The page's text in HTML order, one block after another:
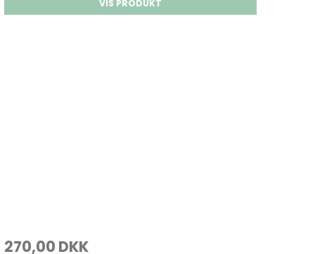
VIS PRODUKT
270,00 DKK